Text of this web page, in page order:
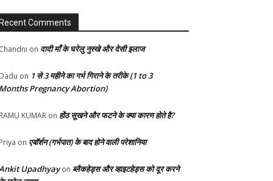
Comments
on दादी माँ के घरेलु नुस्खे और देसी इलाज
on 1 से 3 महीने का गर्भ गिराने के तरीके (1 to 3
Pregnancy Abortion)
KUMAR on होंठ सूखने और फटने के क्या कारण होते है?
on एबॉर्शन (गर्भपात) के बाद होने वाली परेशानिया
Upadhyayon ब्लैकहेड्स और व्हाइटहेड्स को दूर करने